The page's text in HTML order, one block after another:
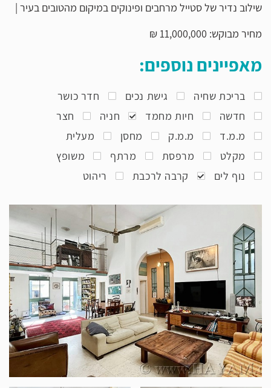
שילוב נדיר של סטייל מרחבים ופינוקים במיקום מהטובים בעיר |
מחיר מבוקש: 11,000,000 ₪
מאפיינים נוספים:
בריכת שחיה גישת נכים
חדר כושר
חדשה
חיות מחמד חניה
חצר
מ.מ.ד
מ.מ.ק מחסן
מעלית
מקלט
מרפסת מרתף
משופץ
נוף לים
קרבה לרכבת ריהוט